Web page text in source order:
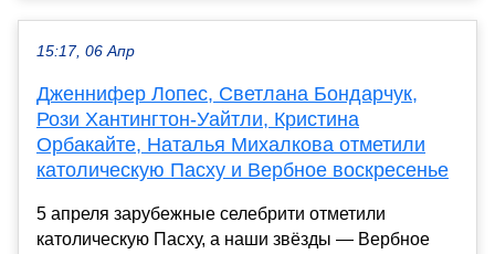
15:17, 06 Апр
Дженнифер Лопес, Светлана Бондарчук,
Рози Хантингтон-Уайтли, Кристина
Орбакайте, Наталья Михалкова отметили
католическую Пасху и Вербное воскресенье
5 апреля зарубежные селебрити отметили
католическую Пасху, а наши звёзды — Вербное